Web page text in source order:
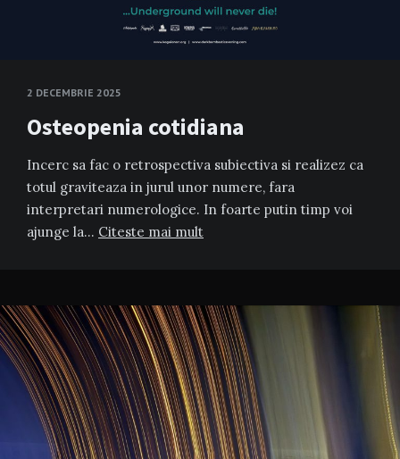
2 DECEMBRIE 2025
Osteopenia cotidiana
Incerc sa fac o retrospectiva subiectiva si realizez ca
totul graviteaza in jurul unor numere, fara
interpretari numerologice. In foarte putin timp voi
ajunge la… Citeste mai mult